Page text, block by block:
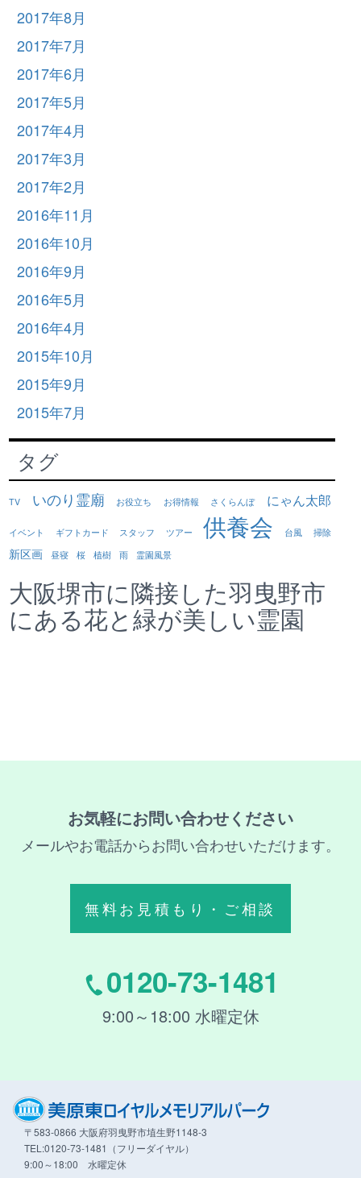
2017年8月
2017年7月
2017年6月
2017年5月
2017年4月
2017年3月
2017年2月
2016年11月
2016年10月
2016年9月
2016年5月
2016年4月
2015年10月
2015年9月
2015年7月
タグ
TV いのり霊廟 お役立ち お得情報 さくらんぼ にゃん太郎
イベント ギフトカード スタッフ ツアー 供養会 台風 掃除
新区画 昼寝 桜 植樹 雨 霊園風景
大阪堺市に隣接した羽曳野市
にある花と緑が美しい霊園
お気軽にお問い合わせください
メールやお電話からお問い合わせいただけます。
無料お見積もり・ご相談
0120-73-1481
9:00～18:00 水曜定休
〒583-0866 大阪府羽曳野市埴生野1148-3
TEL:0120-73-1481（フリーダイヤル）
9:00～18:00 水曜定休